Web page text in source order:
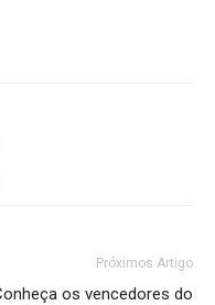
Próximos Artigo
os vencedores do